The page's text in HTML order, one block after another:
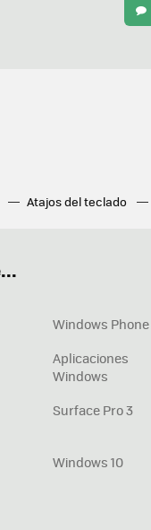
Atajos del teclado
Windows Phone
Aplicaciones
Windows
Surface Pro 3
Windows 10